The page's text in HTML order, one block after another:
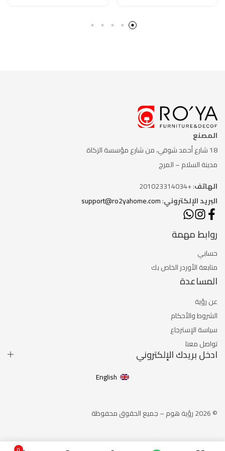
المصنع
18 شارع أحمد شوقي، من شارع
مؤسسة الزكاة
مدينة السلام – المرج
الهاتف: +201023314034
البريد الإلكتروني:
support@ro2yahome.com
روابط مهمة
حسابي
متابعة الأوردر الخاص بك
المساعدة
عن رؤية
الشروط والأحكام
سياسة الإسترجاع
تواصل معنا
ادخل بريدك الإلكتروني
English
© 2026 رؤية هوم – جميع الحقوق محفوظة